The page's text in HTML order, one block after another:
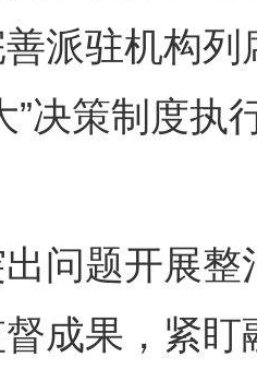
派驻机构
”决策制度执
题开展整
成果，紧